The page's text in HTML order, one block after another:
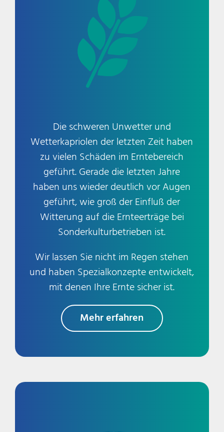
Die schweren Unwetter und
Wetterkapriolen der letzten Zeit haben
zu vielen Schäden im Erntebereich
geführt. Gerade die letzten Jahre
haben uns wieder deutlich vor Augen
geführt, wie groß der Einfluß der
Witterung auf die Ernteerträge bei
Sonderkulturbetrieben ist.
Wir lassen Sie nicht im Regen stehen
und haben Spezialkonzepte entwickelt,
mit denen Ihre Ernte sicher ist.
Mehr erfahren